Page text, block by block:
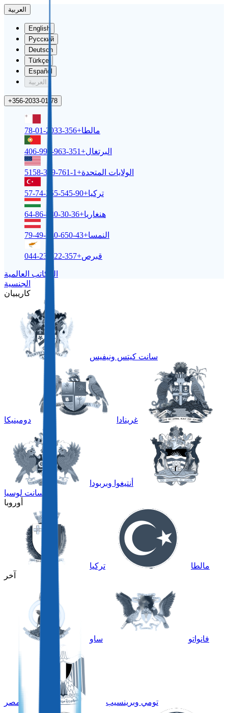
العربية
English
Русский
Deutsch
Türkçe
Español
العربية
+356-2033-01-78
مالطا+356-2033-01-78
البرتغال+351-963-996-406
الولايات المتحدة+1-761-309-5158
تركيا+90-545-255-74-57
هنغاريا+36-30-880-86-64
النمسا+43-650-540-49-79
قبرص+357-22-232-044
المكاتب العالمية
الجنسية
كاريبيان
سانت كيتس ونيفيس
غرينادا دومينيكا
أنتيغوا وبربودا
سانت لوسيا
أوروبا
مالطا
تركيا
آخر
فانواتو ساو
تومي وبرينسيب مصر